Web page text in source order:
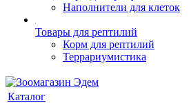
Наполнители для клеток
Товары для рептилий
Корм для рептилий
Террариумистика
Каталог